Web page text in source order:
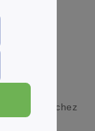
au détail
chez